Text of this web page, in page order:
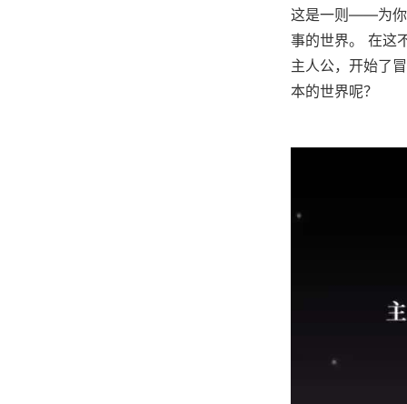
这是一则——为你
事的世界。 在这
主人公，开始了
本的世界呢？